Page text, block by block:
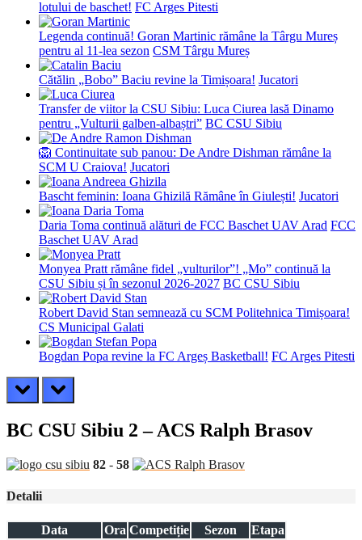
lotului de baschet! FC Arges Pitesti
Legenda continuă! Goran Martinic rămâne la Târgu Mureș
pentru al 11-lea sezon CSM Târgu Mureș
Cătălin „Bobo” Baciu revine la Timișoara! Jucatori
Transfer de viitor la CSU Sibiu: Luca Ciurea lasă Dinamo
pentru „Vulturii galben-albaștri” BC CSU Sibiu
🦁 Continuitate sub panou: De Andre Dishman rămâne la
SCM U Craiova! Jucatori
Bascht feminin: Ioana Ghizilă Rămâne în Giulești! Jucatori
Daria Toma continuă alături de FCC Baschet UAV Arad FCC
Baschet UAV Arad
Monyea Pratt rămâne fidel „vulturilor”! „Mo” continuă la
CSU Sibiu și în sezonul 2026-2027 BC CSU Sibiu
Robert David Stan semnează cu SCM Politehnica Timișoara!
CS Municipal Galati
Bogdan Popa revine la FC Argeș Basketball! FC Arges Pitesti
prev next
BC CSU Sibiu 2 – ACS Ralph Brasov
82 - 58
Detalii
Data Ora Competiție Sezon
Etapa